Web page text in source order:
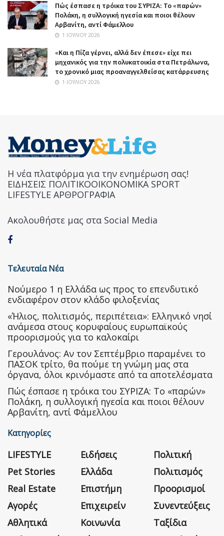
Πώς έσπασε η τρόικα του ΣΥΡΙΖΑ: Το «παρών»
Πολάκη, η συλλογική ηγεσία και ποιοι θέλουν
Αρβανίτη, αντί Φάμελλου
1 ΙΟΥΛΊΟΥ 2026
«Και η Πίζα γέρνει, αλλά δεν έπεσε» είχε πει
μηχανικός για την πολυκατοικία στα Πετράλωνα,
το χρονικό μιας προαναγγελθείσας κατάρρευσης
1 ΙΟΥΛΊΟΥ 2026
Η νέα πλατφόρμα για την ενημέρωση σας!
ΕΙΔΗΣΕΙΣ ΠΟΛΙΤΙΚΟΟΙΚΟΝΟΜΙΚΑ SPORT
LIFESTYLE ΑΡΘΡΟΓΡΑΦΙΑ
Ακολουθήστε μας στα Social Media
Τελευταία Νέα
Nούμερο 1 η Ελλάδα ως προς το επενδυτικό
ενδιαφέρον στον κλάδο φιλοξενίας
«Ήλιος, πολιτισμός, περιπέτεια»: Ελληνικό νησί
ανάμεσα στους κορυφαίους ευρωπαϊκούς
προορισμούς για το καλοκαίρι
Γερουλάνος: Αν τον Σεπτέμβριο παραμένει το
ΠΑΣΟΚ τρίτο, θα πούμε τη γνώμη μας στα
όργανα, όλοι κρινόμαστε από τα αποτελέσματα
Πώς έσπασε η τρόικα του ΣΥΡΙΖΑ: Το «παρών»
Πολάκη, η συλλογική ηγεσία και ποιοι θέλουν
Αρβανίτη, αντί Φάμελλου
Κατηγορίες
LIFESTYLE
Pet Stories
Real Estate
Αγορές
Αθλητικά
Ειδήσεις
Ελλάδα
Επιστήμη
Επιχειρείν
Κοινωνία
Πολιτική
Πολιτισμός
Προορισμοί
Συνεντεύξεις
Ταξίδια